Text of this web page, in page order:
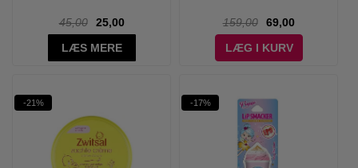
45,00
25,00
LÆS MERE
159,00
69,00
LÆG I KURV
-21% -17%